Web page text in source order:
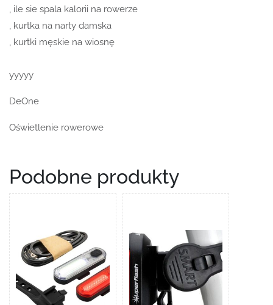
, ile sie spala kalorii na rowerze
, kurtka na narty damska
, kurtki męskie na wiosnę
yyyyy
DeOne
Oświetlenie rowerowe
Podobne produkty